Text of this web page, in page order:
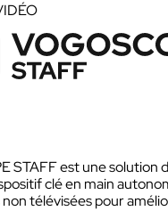
STAFF est une solution
clé en main
télévisées pour